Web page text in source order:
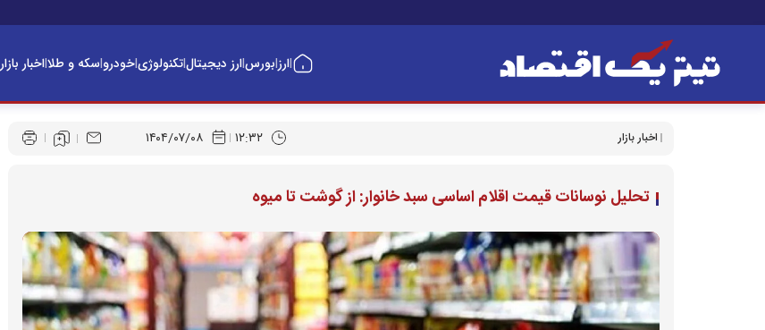
|ارز|بورس|ارز دیجیتال|تکنولوژی|خودرو|سکه و طلا|اخبار بازار
اخبار بازار ۱۴۰۴/۰۷/۰۸ ۱۲:۳۲
تحلیل نوسانات قیمت اقلام اساسی سبد خانوار: از گوشت تا میوه